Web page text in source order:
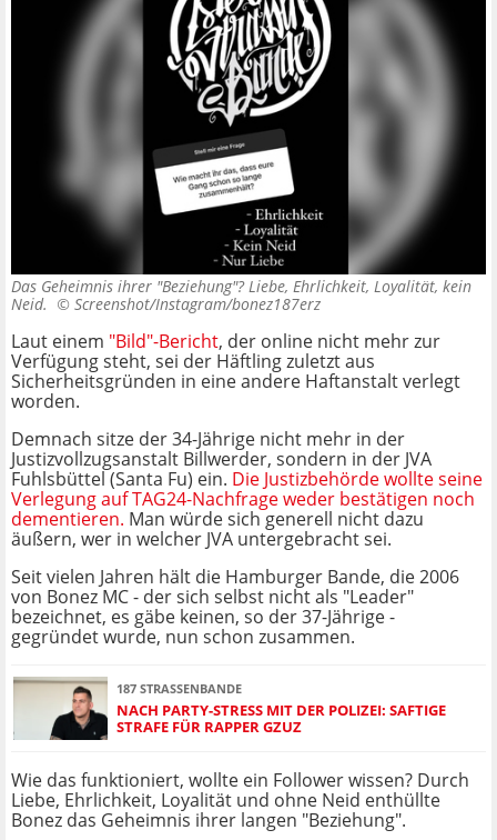
Das Geheimnis ihrer "Beziehung"? Liebe, Ehrlichkeit, Loyalität, kein
Neid. © Screenshot/Instagram/bonez187erz
Laut einem "Bild"-Bericht, der online nicht mehr zur
Verfügung steht, sei der Häftling zuletzt aus
Sicherheitsgründen in eine andere Haftanstalt verlegt
worden.
Demnach sitze der 34-Jährige nicht mehr in der
Justizvollzugsanstalt Billwerder, sondern in der JVA
Fuhlsbüttel (Santa Fu) ein. Die Justizbehörde wollte seine
Verlegung auf TAG24-Nachfrage weder bestätigen noch
dementieren. Man würde sich generell nicht dazu
äußern, wer in welcher JVA untergebracht sei.
Seit vielen Jahren hält die Hamburger Bande, die 2006
von Bonez MC - der sich selbst nicht als "Leader"
bezeichnet, es gäbe keinen, so der 37-Jährige -
gegründet wurde, nun schon zusammen.
187 STRASSENBANDE
NACH PARTY-STRESS MIT DER POLIZEI: SAFTIGE
STRAFE FÜR RAPPER GZUZ
Wie das funktioniert, wollte ein Follower wissen? Durch
Liebe, Ehrlichkeit, Loyalität und ohne Neid enthüllte
Bonez das Geheimnis ihrer langen "Beziehung".